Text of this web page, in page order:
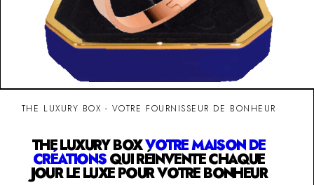
THE LUXURY BOX - VOTRE FOURNISSEUR DE BONHEUR
THE LUXURY BOXVOTRE MAISON DE
CRÉATIONSQUI RÉINVENTE CHAQUE
JOUR LE LUXE POUR VOTRE BONHEUR